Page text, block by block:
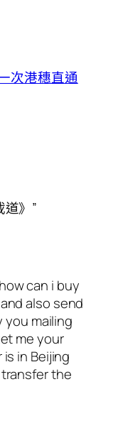
次港穗直通
》”
can i buy
also send
you mailing
me your
in Beijing
the